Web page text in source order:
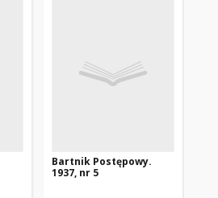
Bartnik Postępowy.
1937, nr 5